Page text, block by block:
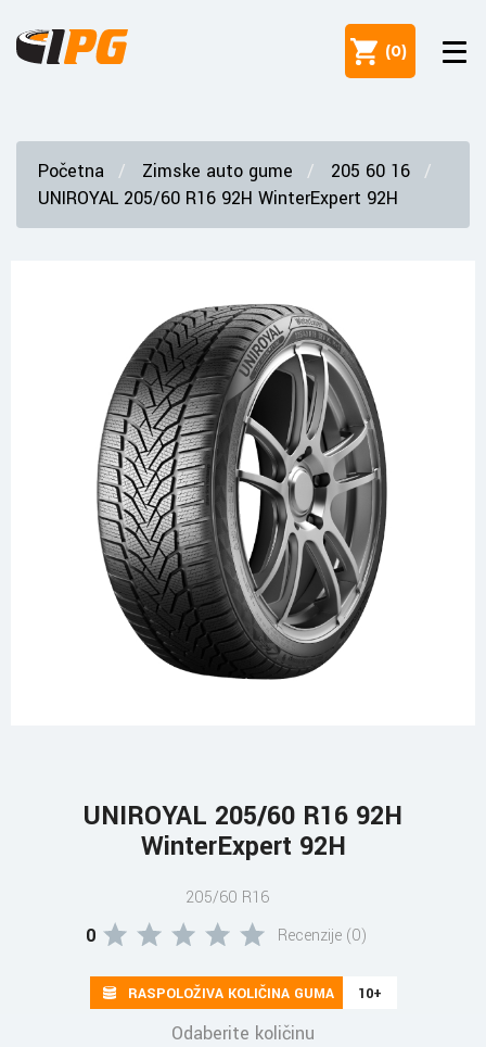
(0)
Početna Zimske auto gume
205 60 16
UNIROYAL 205/60 R16 92H WinterExpert 92H
UNIROYAL 205/60 R16 92H
WinterExpert 92H
205/60 R16
0 Recenzije (0)
RASPOLOŽIVA KOLIČINA GUMA 10+
Odaberite količinu